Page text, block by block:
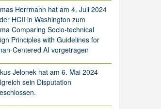
Herrmann hat am 4. Juli 2024
HCII in Washington zum
Comparing Socio-technical
Principles with Guidelines for
Centered AI vorgetragen
Jelonek hat am 6. Mai 2024
sein Disputation